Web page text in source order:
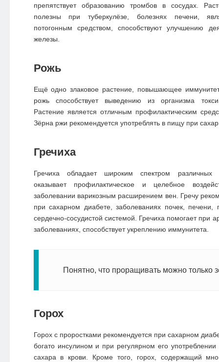
препятствует образованию тромбов в сосудах.
полезны при туберкулёзе, болезнях печени,
потогонным средством, способствуют улучшению
железы.
Рожь
Ещё одно злаковое растение, повышающее
рожь способствует выведению из организма
Растение является отличным профилактическим
Зёрна ржи рекомендуется употреблять в пищу при
Гречиха
Гречиха обладает широким спектром различных
оказывает профилактическое и целебное
заболевании варикозным расширением вен. Гречу
при сахарном диабете, заболеваниях почек,
сердечно-сосудистой системой. Гречиха помогает при
заболеваниях, способствует укреплению иммунитета.
Понятно, что проращивать можно только
Горох
Горох с проростками рекомендуется при сахарном
богато инсулином и при регулярном его употреблении
сахара в крови. Кроме того, горох, содержащий